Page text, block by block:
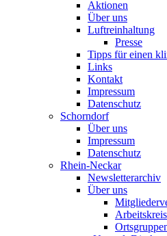
Aktionen
Über uns
Luftreinhaltung
Presse
Tipps für einen
Links
Kontakt
Impressum
Datenschutz
Schorndorf
Über uns
Impressum
Datenschutz
Rhein-Neckar
Newsletterarchiv
Über uns